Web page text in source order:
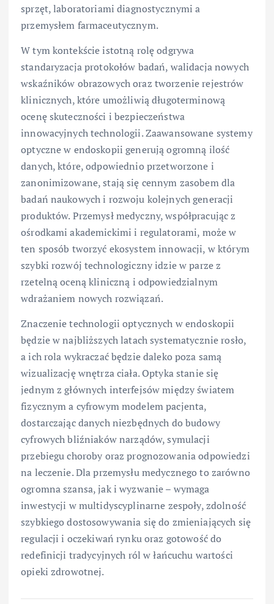
sprzęt, laboratoriami diagnostycznymi a
przemysłem farmaceutycznym.
W tym kontekście istotną rolę odgrywa
standaryzacja protokołów badań, walidacja nowych
wskaźników obrazowych oraz tworzenie rejestrów
klinicznych, które umożliwią długoterminową
ocenę skuteczności i bezpieczeństwa
innowacyjnych technologii. Zaawansowane systemy
optyczne w endoskopii generują ogromną ilość
danych, które, odpowiednio przetworzone i
zanonimizowane, stają się cennym zasobem dla
badań naukowych i rozwoju kolejnych generacji
produktów. Przemysł medyczny, współpracując z
ośrodkami akademickimi i regulatorami, może w
ten sposób tworzyć ekosystem innowacji, w którym
szybki rozwój technologiczny idzie w parze z
rzetelną oceną kliniczną i odpowiedzialnym
wdrażaniem nowych rozwiązań.
Znaczenie technologii optycznych w endoskopii
będzie w najbliższych latach systematycznie rosło,
a ich rola wykraczać będzie daleko poza samą
wizualizację wnętrza ciała. Optyka stanie się
jednym z głównych interfejsów między światem
fizycznym a cyfrowym modelem pacjenta,
dostarczając danych niezbędnych do budowy
cyfrowych bliźniaków narządów, symulacji
przebiegu choroby oraz prognozowania odpowiedzi
na leczenie. Dla przemysłu medycznego to zarówno
ogromna szansa, jak i wyzwanie – wymaga
inwestycji w multidyscyplinarne zespoły, zdolność
szybkiego dostosowywania się do zmieniających się
regulacji i oczekiwań rynku oraz gotowość do
redefinicji tradycyjnych ról w łańcuchu wartości
opieki zdrowotnej.